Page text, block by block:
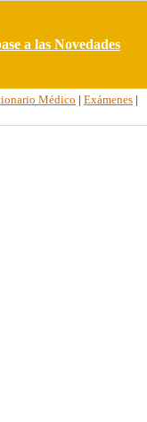
a las Novedades
Médico | Exámenes |